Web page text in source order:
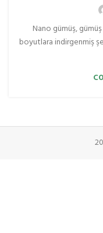
Nano gümüş,
boyutlara indirgenmiş